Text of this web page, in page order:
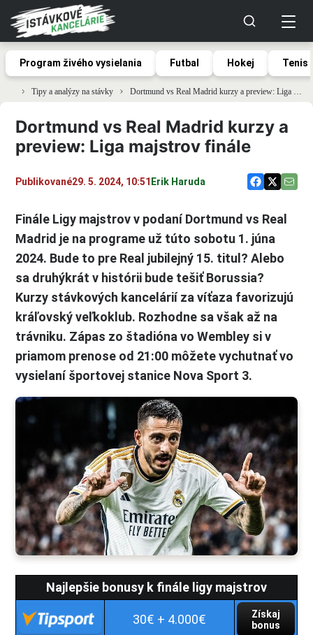
Program živého vysielania Futbal Hokej Tenis
Tipy a analýzy na stávky Dortmund vs Real Madrid kurzy a preview: Liga majstrov finále
Dortmund vs Real Madrid kurzy a
preview: Liga majstrov finále
Publikované29. 5. 2024, 10:51Erik Haruda
Finále Ligy majstrov v podaní Dortmund vs Real
Madrid je na programe už túto sobotu 1. júna
2024. Bude to pre Real jubilejný 15. titul? Alebo
sa druhýkrát v histórii bude tešiť Borussia?
Kurzy stávkových kancelárií za víťaza favorizujú
kráľovský veľkoklub. Rozhodne sa však až na
trávniku. Zápas zo štadióna vo Wembley si v
priamom prenose od 21:00 môžete vychutnať vo
vysielaní športovej stanice Nova Sport 3.
Najlepšie bonusy k finále ligy majstrov
30€ + 4.000€
Získaj
bonus